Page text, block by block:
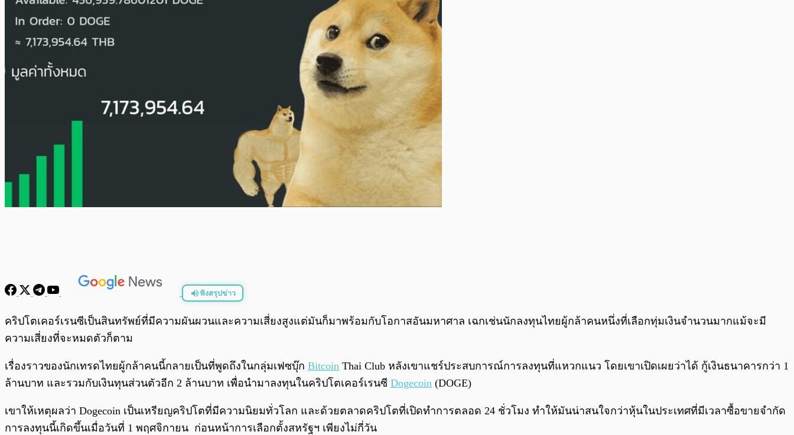
ฟังสรุปข่าว
พร้อมเล่น 0:00
คริปโตเคอร์เรนซีเป็นสินทรัพย์ที่มีความผันผวนและความเสี่ยงสูงแต่มันก็มาพร้อมกับโอกาสอันมหาศาล เฉกเช่นนักลงทุนไทยผู้กล้าคนหนึ่งที่เลือกทุ่มเงินจำนวนมากแม้จะมี
ความเสี่ยงที่จะหมดตัวก็ตาม
เรื่องราวของนักเทรดไทยผู้กล้าคนนี้กลายเป็นที่พูดถึงในกลุ่มเฟซบุ๊ก Bitcoin Thai Club หลังเขาแชร์ประสบการณ์การลงทุนที่แหวกแนว โดยเขาเปิดเผยว่าได้ กู้เงินธนาคารกว่า 1
ล้านบาท และรวมกับเงินทุนส่วนตัวอีก 2 ล้านบาท เพื่อนำมาลงทุนในคริปโตเคอร์เรนซี Dogecoin (DOGE)
เขาให้เหตุผลว่า Dogecoin เป็นเหรียญคริปโตที่มีความนิยมทั่วโลก และด้วยตลาดคริปโตที่เปิดทำการตลอด 24 ชั่วโมง ทำให้มันน่าสนใจกว่าหุ้นในประเทศที่มีเวลาซื้อขายจำกัด
การลงทุนนี้เกิดขึ้นเมื่อวันที่ 1 พฤศจิกายน ก่อนหน้าการเลือกตั้งสหรัฐฯ เพียงไม่กี่วัน